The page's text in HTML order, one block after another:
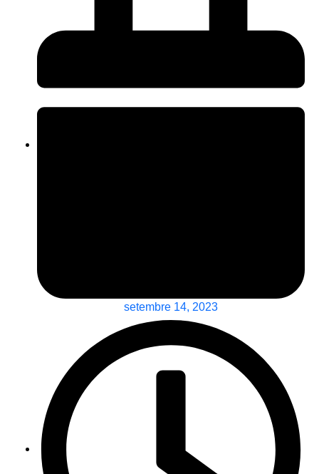
setembre 14, 2023